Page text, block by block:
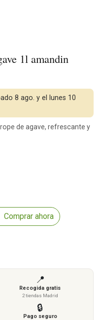
1l amandin
Comprar ahora
8 ago. y el lunes 10
de agave, refrescante y
📍
Recogida gratis
2 tiendas Madrid
🔒
Pago seguro